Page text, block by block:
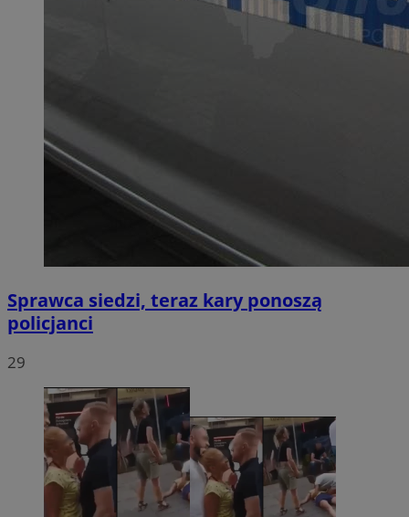
Sprawca siedzi, teraz kary ponoszą
policjanci
29